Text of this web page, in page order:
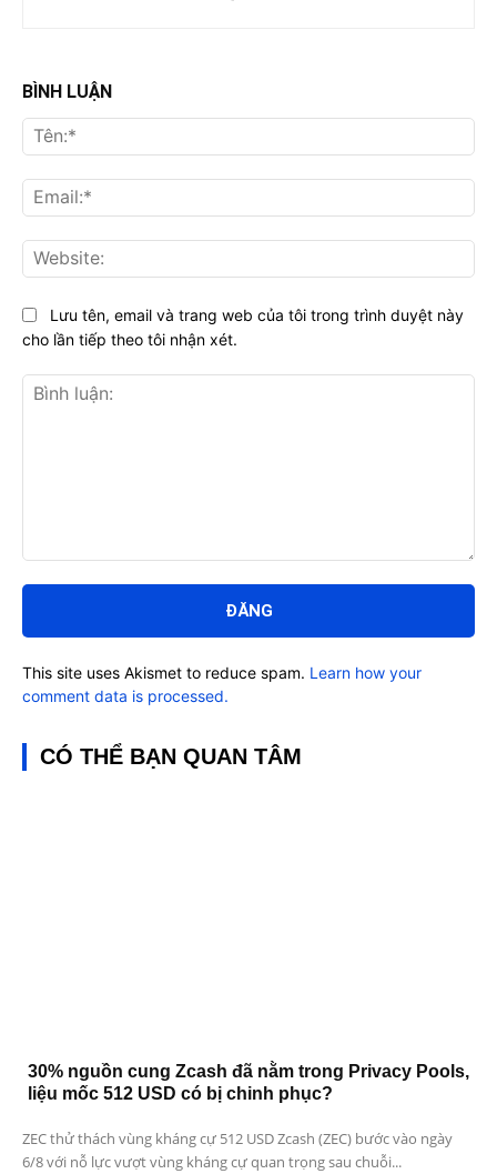
BÌNH LUẬN
luận:
Lưu tên, email và trang web của tôi trong trình duyệt này
cho lần tiếp theo tôi nhận xét.
This site uses Akismet to reduce spam. Learn how your
comment data is processed.
CÓ THỂ BẠN QUAN TÂM
30% nguồn cung Zcash đã nằm trong Privacy Pools,
liệu mốc 512 USD có bị chinh phục?
ZEC thử thách vùng kháng cự 512 USD Zcash (ZEC) bước vào ngày
6/8 với nỗ lực vượt vùng kháng cự quan trọng sau chuỗi...